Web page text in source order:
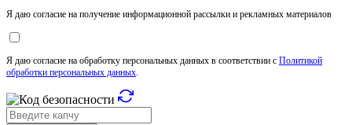
Я даю согласие на получение информационной рассылки и рекламных материалов
Я даю согласие на обработку персональных данных в соответствии с Политикой
обработки персональных данных.